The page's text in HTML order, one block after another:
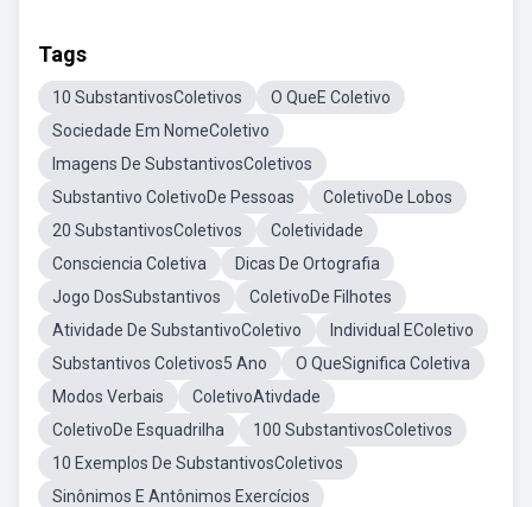
Tags
10 SubstantivosColetivos
O QueE Coletivo
Sociedade Em NomeColetivo
Imagens De SubstantivosColetivos
Substantivo ColetivoDe Pessoas
ColetivoDe Lobos
20 SubstantivosColetivos
Coletividade
Consciencia Coletiva
Dicas De Ortografia
Jogo DosSubstantivos
ColetivoDe Filhotes
Atividade De SubstantivoColetivo
Individual EColetivo
Substantivos Coletivos5 Ano
O QueSignifica Coletiva
Modos Verbais
ColetivoAtivdade
ColetivoDe Esquadrilha
100 SubstantivosColetivos
10 Exemplos De SubstantivosColetivos
Sinônimos E Antônimos Exercícios